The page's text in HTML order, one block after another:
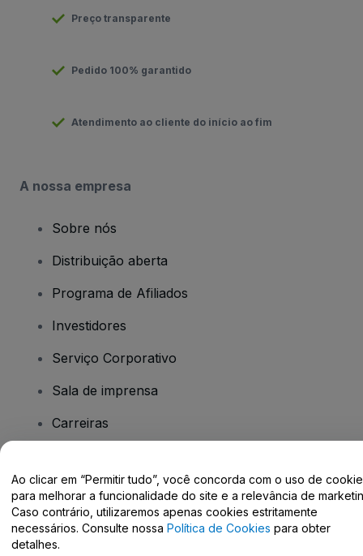
Preço transparente
Pedido 100% garantido
Atendimento ao cliente do início ao fim
A nossa empresa
Sobre nós
Distribuição aberta
Programa de Afiliados
Investidores
Serviço Corporativo
Sala de imprensa
Carreiras
Tem dúvidas?
Centro de Ajuda / Fale Conosco
Ao clicar em “Permitir tudo”, você concorda com o uso de
para melhorar a funcionalidade do site e a relevância de
Caso contrário, utilizaremos apenas cookies estritamente
necessários. Consulte nossa Política de Cookies para obter
detalhes.